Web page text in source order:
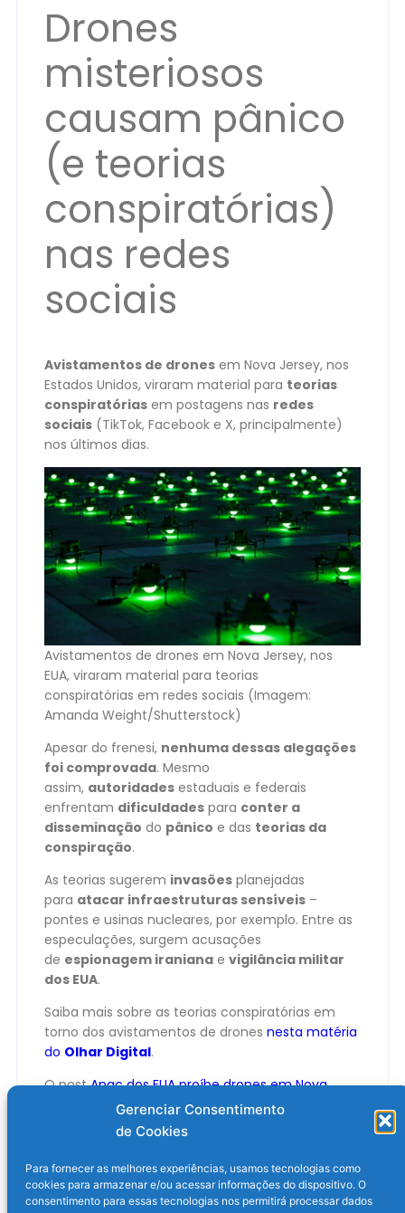
Gerenciar Consentimento
de Cookies
Para fornecer as melhores experiências, usamos tecnologias como
cookies para armazenar e/ou acessar informações do dispositivo. O
consentimento para essas tecnologias nos permitirá processar dados
Drones
misteriosos
causam pânico
(e teorias
conspiratórias)
nas redes
sociais
Avistamentos de drones em Nova Jersey, nos
Estados Unidos, viraram material para teorias
conspiratórias em postagens nas redes
sociais (TikTok, Facebook e X, principalmente)
nos últimos dias.
Avistamentos de drones em Nova Jersey, nos
EUA, viraram material para teorias
conspiratórias em redes sociais (Imagem:
Amanda Weight/Shutterstock)
Apesar do frenesi, nenhuma dessas alegações
foi comprovada. Mesmo
assim, autoridades estaduais e federais
enfrentam dificuldades para conter a
disseminação do pânico e das teorias da
conspiração.
As teorias sugerem invasões planejadas
para atacar infraestruturas sensíveis –
pontes e usinas nucleares, por exemplo. Entre as
especulações, surgem acusações
de espionagem iraniana e vigilância militar
dos EUA.
Saiba mais sobre as teorias conspiratórias em
torno dos avistamentos de drones nesta matéria
do Olhar Digital.
O postAnac dos EUA proíbe drones em Nova
Jersey após onda de teorias conspiratórias
apareceu primeiro em